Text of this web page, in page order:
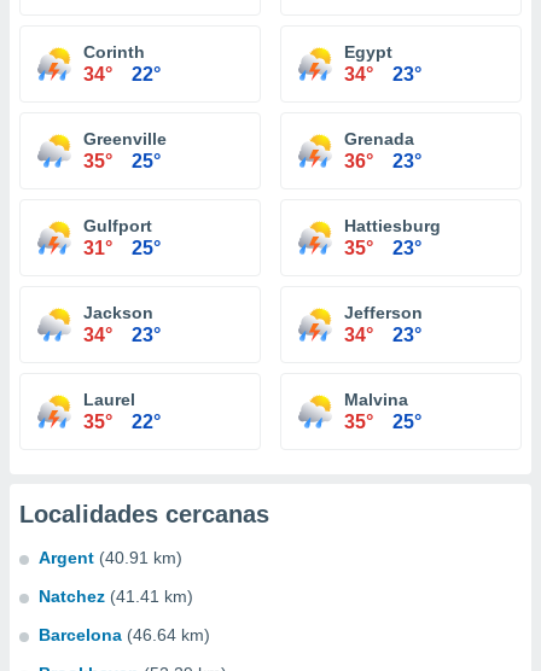
Corinth
34° 22°
Egypt
34° 23°
Greenville
35° 25°
Grenada
36° 23°
Gulfport
31° 25°
Hattiesburg
35° 23°
Jackson
34° 23°
Jefferson
34° 23°
Laurel
35° 22°
Malvina
35° 25°
Localidades cercanas
Argent (40.91 km)
Natchez (41.41 km)
Barcelona (46.64 km)